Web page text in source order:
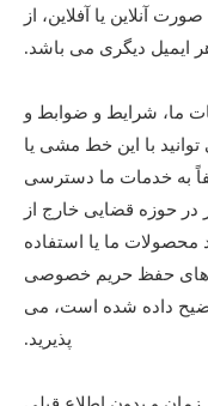
آنلاین یا آفلاین، از
ایمیل دیگری می باشد.
ما، شرایط و ضوابط و
با این خط مشی یا
به خدمات ما دسترسی
در حوزه قضایی خارج از
محصولات ما یا استفاده
های حفظ حریم خصوصی
داده شده است، می
پذیرید.